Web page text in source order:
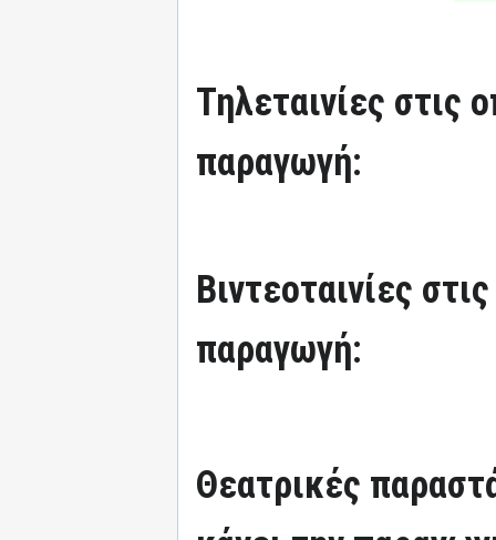
Τηλεταινίες στις
παραγωγή:
Βιντεοταινίες
παραγωγή:
Θεατρικές